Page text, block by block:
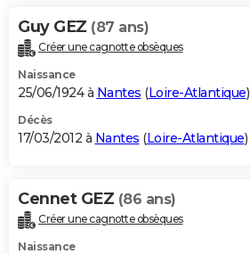
Guy GEZ (87 ans)
Créer une cagnotte obsèques
Naissance
25/06/1924 à Nantes (Loire-Atlantique)
Décès
17/03/2012 à Nantes (Loire-Atlantique)
Cennet GEZ (86 ans)
Créer une cagnotte obsèques
Naissance